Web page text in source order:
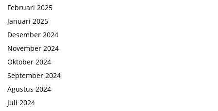
Februari 2025
Januari 2025
Desember 2024
November 2024
Oktober 2024
September 2024
Agustus 2024
Juli 2024